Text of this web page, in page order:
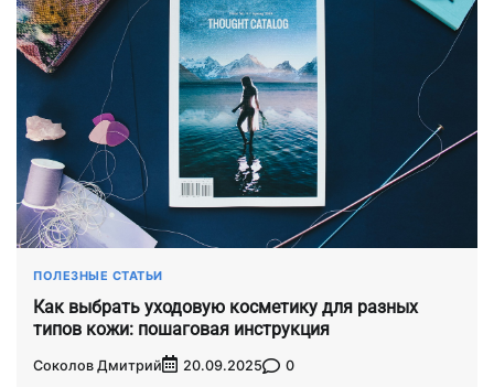
ПОЛЕЗНЫЕ СТАТЬИ
Как выбрать уходовую косметику для разных
типов кожи: пошаговая инструкция
Соколов Дмитрий 20.09.2025 0